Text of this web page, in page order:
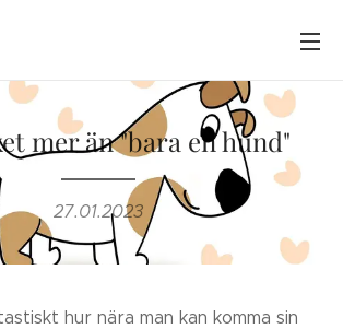
mer än "bara en hund"
27.01.2023
hur nära man kan komma sin